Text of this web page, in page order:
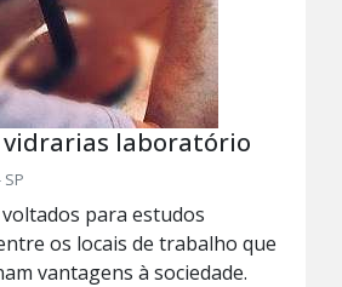
vidrarias laboratório
para estudos
os locais de trabalho que
vantagens à sociedade.